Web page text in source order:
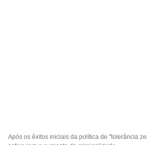
Após os êxitos iniciais da política de "tolerância